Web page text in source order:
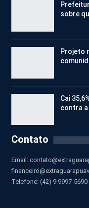
sobre
Projeto
Cai
contra
Contato
Email:
Telefone: (42) 9 9997-5690